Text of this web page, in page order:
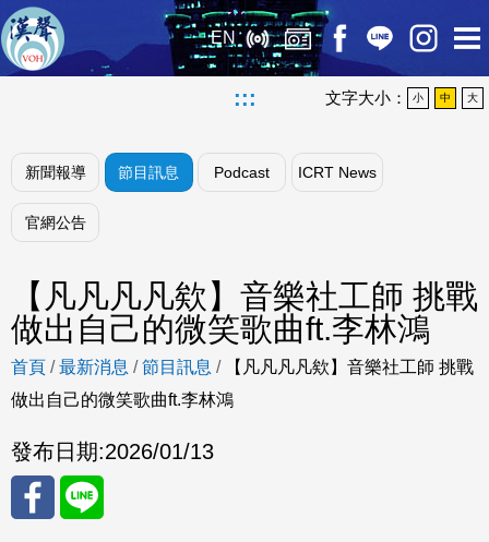
EN
::: 文字大小： 小 中 大
新聞報導 節目訊息 Podcast ICRT News
官網公告
【凡凡凡凡欸】音樂社工師 挑戰
做出自己的微笑歌曲ft.李林鴻
首頁 /最新消息 /節目訊息 /
【凡凡凡凡欸】音樂社工師 挑戰
做出自己的微笑歌曲ft.李林鴻
發布日期:2026/01/13